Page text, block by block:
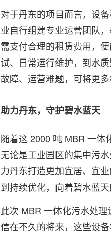
对于丹东的项目而言，设
业自行组建专业运营团队
需支付合理的租赁费用，
试、日常运行维护，到水
故障、运营难题，可将更
助力丹东，守护碧水蓝天
随着这 2000 吨 MBR 一体
无论是工业园区的集中污
力丹东打造更加宜居、宜
到持续优化，向着碧水蓝
此次 MBR 一体化污水处
信在不久的将来，这些设